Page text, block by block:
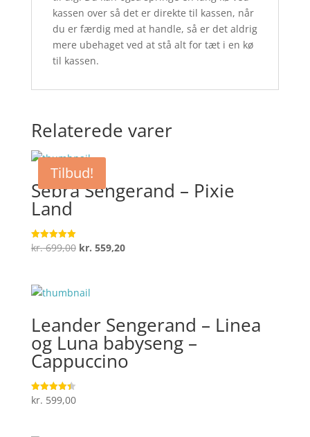
kassen over så det er direkte til kassen, når
du er færdig med at handle, så er det aldrig
mere ubehaget ved at stå alt for tæt i en kø
til kassen.
Relaterede varer
Tilbud!
Sebra Sengerand – Pixie
Land
Vurderet
5
kr.699,00 Den
var:
kr. 559,20Den
Leander Sengerand – Linea
og Luna babyseng –
Cappuccino
Vurderet
4.4
kr. 599,00